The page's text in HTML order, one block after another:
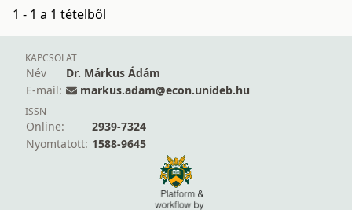
1 - 1 a 1 tételből
KAPCSOLAT
Név
Dr. Márkus Ádám
E-mail:
markus.adam@econ.unideb.hu
ISSN
Online:
2939-7324
Nyomtatott: 1588-9645